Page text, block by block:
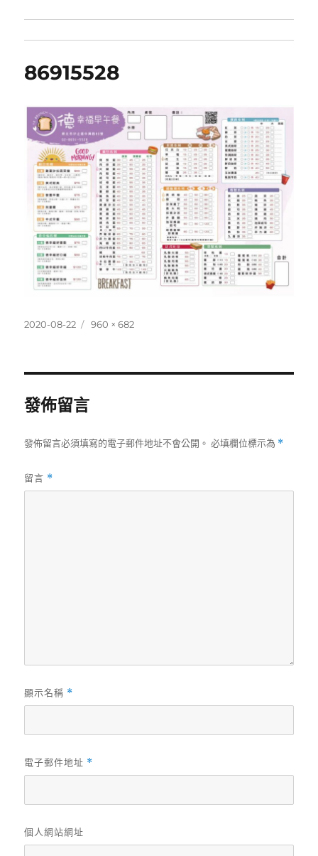
86915528
發
2020-08-22
完
960 × 682
發佈留言
發佈留言必須填寫的電子郵件地址不會公開。 必填欄位標示為 *
留言 *
顯示名稱 *
電子郵件地址 *
個人網站網址